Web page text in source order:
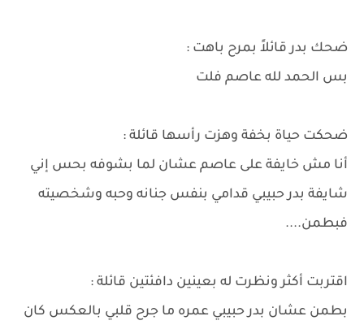
ضحك بدر قائلاً بمرح باهت :
بس الحمد لله عاصم فلت
ضحكت حياة بخفة وهزت رأسها قائلة :
أنا مش خايفة على عاصم عشان لما بشوفه بحس إني
شايفة بدر حبيبي قدامي بنفس جنانه وحبه وشخصيته
فبطمن....
اقتربت أكثر ونظرت له بعينين دافئتين قائلة :
بطمن عشان بدر حبيبي عمره ما جرح قلبي بالعكس كان